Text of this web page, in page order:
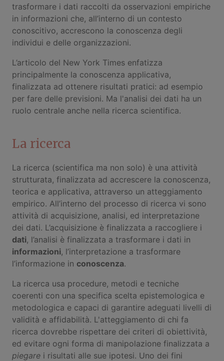
trasformare i dati raccolti da osservazioni empiriche
in informazioni che, all’interno di un contesto
conoscitivo, accrescono la conoscenza degli
individui e delle organizzazioni.
L’articolo del New York Times enfatizza
principalmente la conoscenza applicativa,
finalizzata ad ottenere risultati pratici: ad esempio
per fare delle previsioni. Ma l'analisi dei dati ha un
ruolo centrale anche nella ricerca scientifica.
La ricerca
La ricerca (scientifica ma non solo) è una attività
strutturata, finalizzata ad accrescere la conoscenza,
teorica e applicativa, attraverso un atteggiamento
empirico. All’interno del processo di ricerca vi sono
attività di acquisizione, analisi, ed interpretazione
dei dati. L’acquisizione è finalizzata a raccogliere i
dati, l’analisi è finalizzata a trasformare i dati in
informazioni, l’interpretazione a trasformare
l’informazione in conoscenza.
La ricerca usa procedure, metodi e tecniche
coerenti con una specifica scelta epistemologica e
metodologica e capaci di garantire adeguati livelli di
validità e affidabilità. L'atteggiamento di chi fa
ricerca dovrebbe rispettare dei criteri di obiettività,
ed evitare ogni forma di manipolazione finalizzata a
piegare i risultati alle sue ipotesi. Uno dei fini